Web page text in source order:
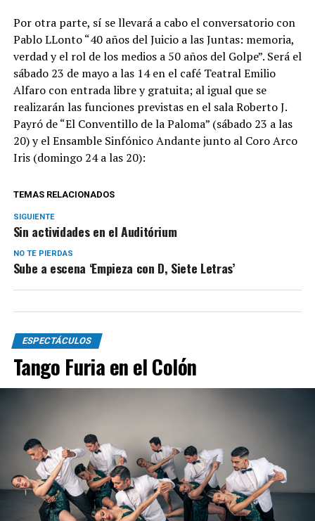
Por otra parte, sí se llevará a cabo el conversatorio con
Pablo LLonto “40 años del Juicio a las Juntas: memoria,
verdad y el rol de los medios a 50 años del Golpe”. Será el
sábado 23 de mayo a las 14 en el café Teatral Emilio
Alfaro con entrada libre y gratuita; al igual que se
realizarán las funciones previstas en el sala Roberto J.
Payró de “El Conventillo de la Paloma” (sábado 23 a las
20) y el Ensamble Sinfónico Andante junto al Coro Arco
Iris (domingo 24 a las 20):
TEMAS RELACIONADOS
SIGUIENTE
Sin actividades en el Auditórium
NO TE PIERDAS
Sube a escena ‘Empieza con D, Siete Letras’
ESPECTÁCULOS
Tango Furia en el Colón